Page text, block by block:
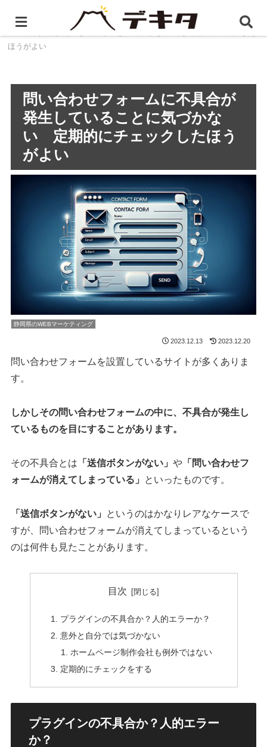
ホーム 静岡県のWEBマーケティング
問い合わせフォ
ームに不具合が発生していることに気づかない 定期的にチェックした
ほうがよい
問い合わせフォームに不具合が
発生していることに気づかな
い 定期的にチェックしたほう
がよい
静岡県のWEBマーケティング
2023.12.13 2023.12.20
問い合わせフォームを設置しているサイトが多くありま
す。
しかしその問い合わせフォームの中に、不具合が発生し
ているものを目にすることがあります。
その不具合とは 「送信ボタンがない」や 「問い合わせフ
ォームが消えてしまっている」
といったものです。
「送信ボタンがない」
というのはかなりレアなケースで
すが、問い合わせフォームが消えてしまっているという
のは何件も見たことがあります。
目次
プラグインの不具合か？人的エラーか？
意外と自分では気づかない
ホームページ制作会社も例外ではない
定期的にチェックをする
プラグインの不具合か？人的エラー
か？